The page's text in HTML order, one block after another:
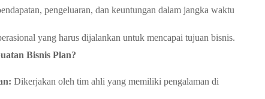
pengeluaran, dan keuntungan dalam jangka waktu
yang harus dijalankan untuk mencapai tujuan bisnis.
Bisnis Plan?
Dikerjakan oleh tim ahli yang memiliki pengalaman di